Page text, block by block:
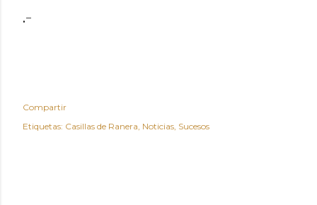
.-
Compartir
Etiquetas: Casillas de Ranera Noticias Sucesos